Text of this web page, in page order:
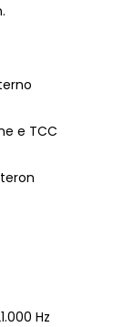
e TCC
Hz